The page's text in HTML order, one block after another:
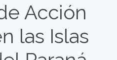
Acción
las Islas